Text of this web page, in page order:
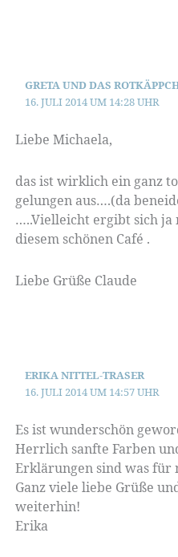
GRETA UND DAS
16. JULI 2014 UM 14:28 UHR
Liebe Michaela,
das ist wirklich ein ganz
gelungen aus….(da
…..Vielleicht ergibt sich ja
diesem schönen Café .
Liebe Grüße Claude
ERIKA NITTEL-TRASER
16. JULI 2014 UM 14:57 UHR
Es ist wunderschön
Herrlich sanfte Farben
Erklärungen sind was für
Ganz viele liebe Grüße
weiterhin!
Erika